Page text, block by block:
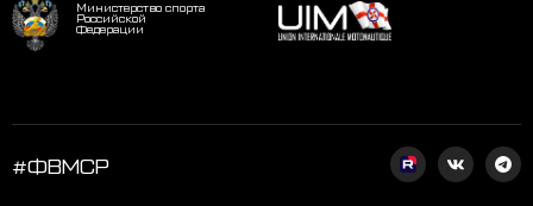
Министерство спорта
Российской
Федерации
#ФВМСР